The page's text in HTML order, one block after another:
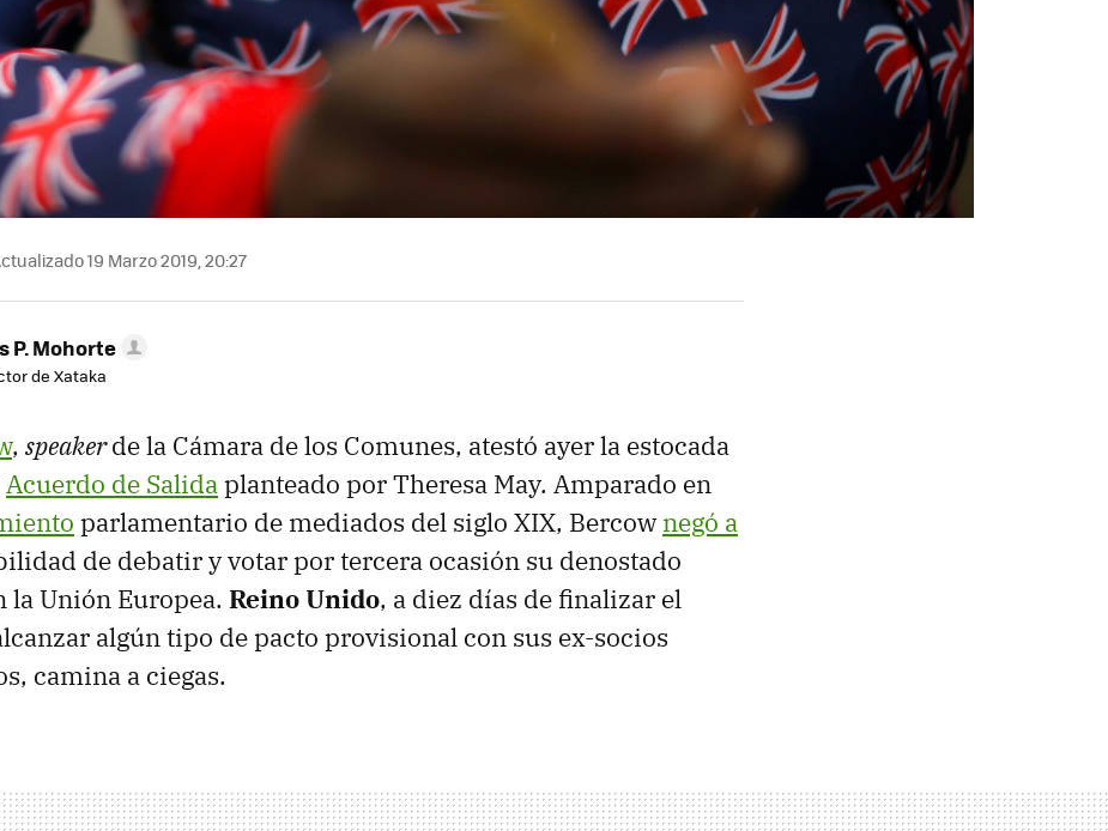
19 Marzo 2019, 20:27
P. Mohorte
de Xataka
, speakerde la Cámara de los Comunes, atestó ayer la estocada
Acuerdo de Salidaplanteado por Theresa May. Amparado en
parlamentario de mediados del siglo XIX, Bercownegó a
de debatir y votar por tercera ocasión su denostado
la Unión Europea. Reino Unido, a diez días de finalizar el
algún tipo de pacto provisional con sus ex-socios
camina a ciegas.